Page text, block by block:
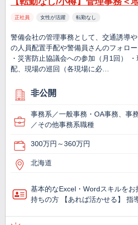
正社員 女性が活躍 転勤なし
警備会社の管理事務として、交通誘導
の人員配置手配や警備員さんのフォロー
・災害防止協議会への参加（月1回）
配、現場の巡回（各現場に必…
非公開
事務系／一般事務・OA事務、事
／その他事務系職種
300万円～360万円
北海道
基本的なExcel・Wordスキルを
持ちの方 【あれば活かせる】 指